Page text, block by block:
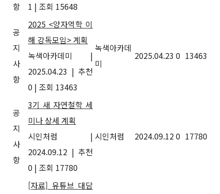
항
1 | 조회 15648
공
지
사
항
2025 <양자역학 이
해 강독모임> 계획
녹색아카데미
|
2025.04.23 | 추천
0 | 조회 13463
녹색아카데
미
2025.04.23 0 13463
공
지
사
항
3기 새 자연철학 세
미나 상세 계획
시인처럼
|
2024.09.12 | 추천
0 | 조회 17780
시인처럼 2024.09.120 17780
[자료] 유튜브 대담